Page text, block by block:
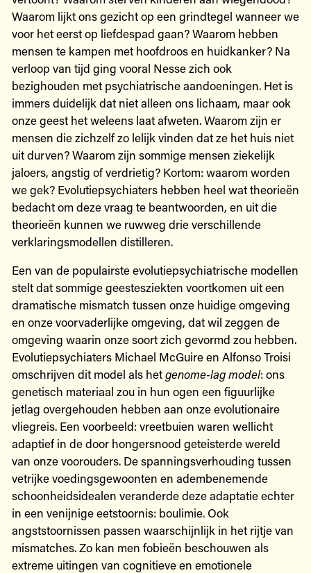
Waarom lijkt ons gezicht op een grindtegel wanneer we
voor het eerst op liefdespad gaan? Waarom hebben
mensen te kampen met hoofdroos en huidkanker? Na
verloop van tijd ging vooral Nesse zich ook
bezighouden met psychiatrische aandoeningen. Het is
immers duidelijk dat niet alleen ons lichaam, maar ook
onze geest het weleens laat afweten. Waarom zijn er
mensen die zichzelf zo lelijk vinden dat ze het huis niet
uit durven? Waarom zijn sommige mensen ziekelijk
jaloers, angstig of verdrietig? Kortom: waarom worden
we gek? Evolutiepsychiaters hebben heel wat theorieën
bedacht om deze vraag te beantwoorden, en uit die
theorieën kunnen we ruwweg drie verschillende
verklaringsmodellen distilleren.
Een van de populairste evolutiepsychiatrische modellen
stelt dat sommige geestesziekten voortkomen uit een
dramatische mismatch tussen onze huidige omgeving
en onze voorvaderlijke omgeving, dat wil zeggen de
omgeving waarin onze soort zich gevormd zou hebben.
Evolutiepsychiaters Michael McGuire en Alfonso Troisi
omschrijven dit model als hetgenome-lag model: ons
genetisch materiaal zou in hun ogen een figuurlijke
jetlag overgehouden hebben aan onze evolutionaire
vliegreis. Een voorbeeld: vreetbuien waren wellicht
adaptief in de door hongersnood geteisterde wereld
van onze voorouders. De spanningsverhouding tussen
vetrijke voedingsgewoonten en adembenemende
schoonheidsidealen veranderde deze adaptatie echter
in een venijnige eetstoornis: boulimie. Ook
angststoornissen passen waarschijnlijk in het rijtje van
mismatches. Zo kan men fobieën beschouwen als
extreme uitingen van cognitieve en emotionele